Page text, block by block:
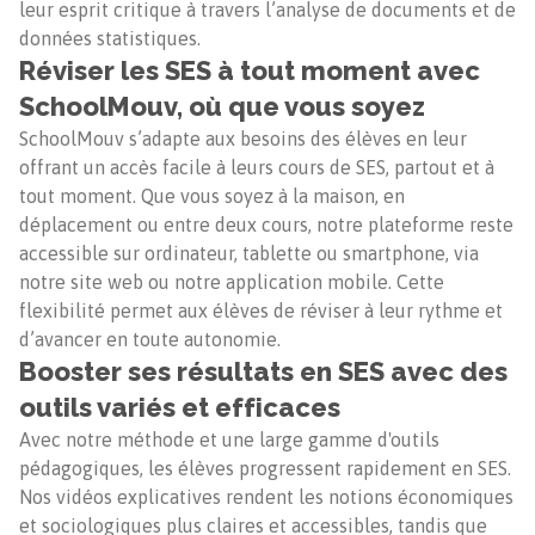
leur esprit critique à travers l’analyse de documents et de
données statistiques.
Réviser les SES à tout moment avec
SchoolMouv, où que vous soyez
SchoolMouv s’adapte aux besoins des élèves en leur
offrant un accès facile à leurs cours de SES, partout et à
tout moment. Que vous soyez à la maison, en
déplacement ou entre deux cours, notre plateforme reste
accessible sur ordinateur, tablette ou smartphone, via
notre site web ou notre application mobile. Cette
flexibilité permet aux élèves de réviser à leur rythme et
d’avancer en toute autonomie.
Booster ses résultats en SES avec des
outils variés et efficaces
Avec notre méthode et une large gamme d'outils
pédagogiques, les élèves progressent rapidement en SES.
Nos vidéos explicatives rendent les notions économiques
et sociologiques plus claires et accessibles, tandis que